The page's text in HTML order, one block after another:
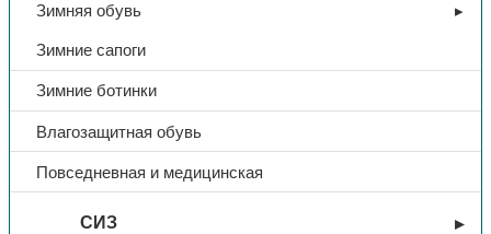
Зимняя обувь
Зимние сапоги
Зимние ботинки
Влагозащитная обувь
Повседневная и медицинская
СИЗ